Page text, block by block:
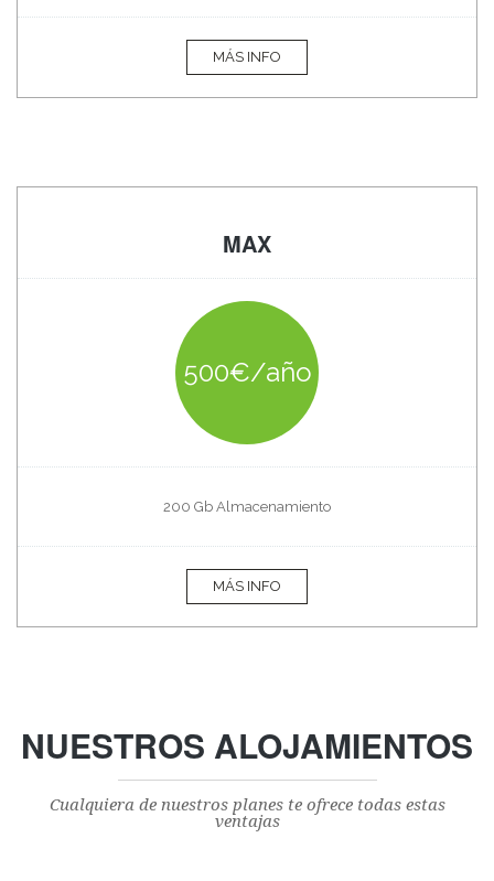
MÁS INFO
MAX
500€/año
200 Gb Almacenamiento
MÁS INFO
NUESTROS ALOJAMIENTOS
Cualquiera de nuestros planes te ofrece todas estas
ventajas